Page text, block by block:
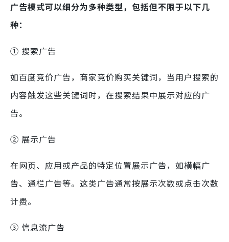
广告模式可以细分为多种类型，包括但不限于以下几
种：
① 搜索广告
如百度竞价广告，商家竞价购买关键词，当用户搜索的
内容触发这些关键词时，在搜索结果中展示对应的广
告。
② 展示广告
在网页、应用或产品的特定位置展示广告，如横幅广
告、通栏广告等。这类广告通常按展示次数或点击次数
计费。
③ 信息流广告